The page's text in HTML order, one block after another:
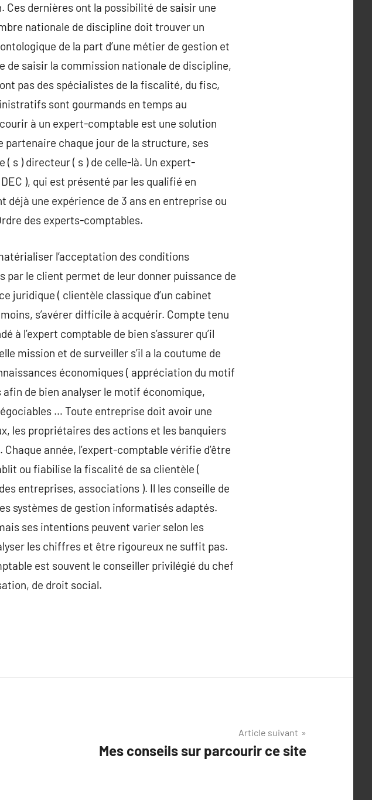
dernières ont la possibilité de saisir une
nationale de discipline doit trouver un
de la part d’une métier de gestion et
de saisir la commission nationale de discipline,
pas des spécialistes de la fiscalité, du fisc,
sont gourmands en temps au
à un expert-comptable est une solution
partenaire chaque jour de la structure, ses
s ) directeur ( s ) de celle-là. Un expert-
), qui est présenté par les qualifié en
déjà une expérience de 3 ans en entreprise ou
des experts-comptables.
l’acceptation des conditions
le client permet de leur donner puissance de
juridique ( clientèle classique d’un cabinet
s’avérer difficile à acquérir. Compte tenu
à l’expert comptable de bien s’assurer qu’il
mission et de surveiller s’il a la coutume de
économiques ( appréciation du motif
de bien analyser le motif économique,
… Toute entreprise doit avoir une
les propriétaires des actions et les banquiers
année, l’expert-comptable vérifie d’être
ou fiabilise la fiscalité de sa clientèle (
entreprises, associations ). Il les conseille de
systèmes de gestion informatisés adaptés.
ses intentions peuvent varier selon les
les chiffres et être rigoureux ne suffit pas.
est souvent le conseiller privilégié du chef
de droit social.
Article suivant
Mes conseils sur parcourir ce site